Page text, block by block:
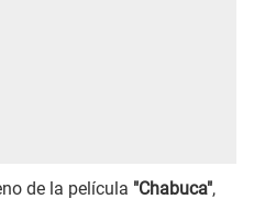
de la película "Chabuca",